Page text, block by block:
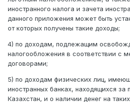
иностранного налога и зачета
данного приложения может быть
от которых получены такие доходы;
4) по доходам, подлежащим
налогообложения в соответствии с
договорами;
5) по доходам физических лиц,
иностранных банках, находящихся за
Казахстан, и о наличии денег на